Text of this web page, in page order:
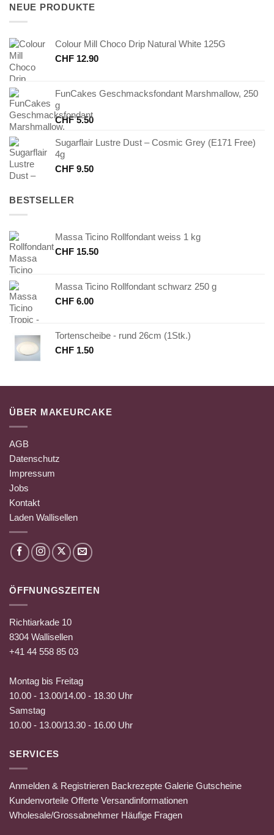
NEUE PRODUKTE
Colour Mill Choco Drip Natural White 125G
CHF 12.90
FunCakes Geschmacksfondant Marshmallow, 250
g
CHF5.50
Sugarflair Lustre Dust – Cosmic Grey (E171 Free)
4g
CHF 9.50
BESTSELLER
Massa Ticino Rollfondant weiss 1 kg
CHF 15.50
Massa Ticino Rollfondant schwarz 250 g
CHF 6.00
Tortenscheibe - rund 26cm (1Stk.)
CHF 1.50
ÜBER MAKEURCAKE
AGB
Datenschutz
Impressum
Jobs
Kontakt
Laden Wallisellen
ÖFFNUNGSZEITEN
Richtiarkade 10
8304 Wallisellen
+41 44 558 85 03
Montag bis Freitag
10.00 - 13.00/14.00 - 18.30 Uhr
Samstag
10.00 - 13.00/13.30 - 16.00 Uhr
SERVICES
Anmelden & Registrieren Backrezepte Galerie Gutscheine
Kundenvorteile Offerte Versandinformationen
Wholesale/Grossabnehmer Häufige Fragen